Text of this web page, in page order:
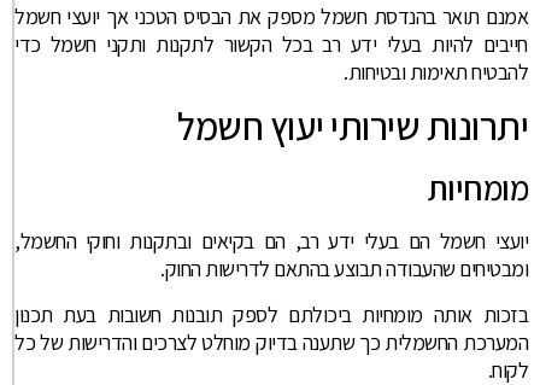
אמנם תואר בהנדסת חשמל מספק את הבסיס הטכני אך יועצי חשמל
חייבים להיות בעלי ידע רב בכל הקשור לתקנות ותקני חשמל כדי
להבטיח תאימות ובטיחות.
יתרונות שירותי יעוץ חשמל
מומחיות
יועצי חשמל הם בעלי ידע רב, הם בקיאים ובתקנות וחוקי החשמל,
ומבטיחים שהעבודה תבוצע בהתאם לדרישות החוק.
בזכות אותה מומחיות ביכולתם לספק תובנות חשובות בעת תכנון
המערכת החשמלית כך שתענה בדיוק מוחלט לצרכים והדרישות של כל
לקוח.